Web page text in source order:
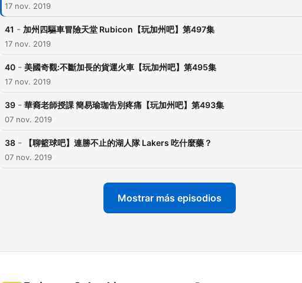
17 nov. 2019
41 - 加州四驅車冒險天堂 Rubicon【玩加州吧】第497集
17 nov. 2019
40 - 美國奇觀:不斷加長的貨運火車【玩加州吧】第495集
17 nov. 2019
39 - 華裔老師授課 簡易瑜珈告別疼痛【玩加州吧】第493集
07 nov. 2019
38 - 【聊籃球吧】連勝不止的湖人隊 Lakers 吃什麼藥？
07 nov. 2019
Mostrar más episodios